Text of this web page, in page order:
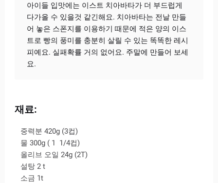
아이들 입맛에는 이스트 치아바타가 더 부드럽게
다가올 수 있을것 같긴해요. 치아바타는 전날 만들
어 놓은 스폰지를 이용하기 때문에 적은 양의 이스
트로 빵의 풍미를 충분히 살릴 수 있는 똑똑한 레시
피예요. 실패확률 거의 없어요. 주말에 만들어 보세
요.
재료:
중력분 420g (3컵)
물 300g ( 1 1/4컵)
올리브 오일 24g (2T)
설탕 2 t
소금 1t